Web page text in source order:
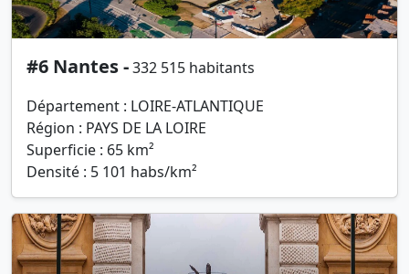
#6 Nantes -332 515 habitants
Département : LOIRE-ATLANTIQUE
Région : PAYS DE LA LOIRE
Superficie : 65 km²
Densité : 5 101 habs/km²